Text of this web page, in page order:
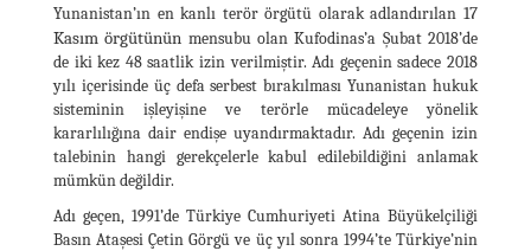
Yunanistan’ın en kanlı terör örgütü olarak adlandırılan 17
Kasım örgütünün mensubu olan Kufodinas’a Şubat 2018’de
de iki kez 48 saatlik izin verilmiştir. Adı geçenin sadece 2018
yılı içerisinde üç defa serbest bırakılması Yunanistan hukuk
sisteminin işleyişine ve terörle mücadeleye yönelik
kararlılığına dair endişe uyandırmaktadır. Adı geçenin izin
talebinin hangi gerekçelerle kabul edilebildiğini anlamak
mümkün değildir.
Adı geçen, 1991’de Türkiye Cumhuriyeti Atina Büyükelçiliği
Basın Ataşesi Çetin Görgü ve üç yıl sonra 1994’te Türkiye’nin